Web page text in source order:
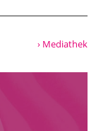
› Mediathek